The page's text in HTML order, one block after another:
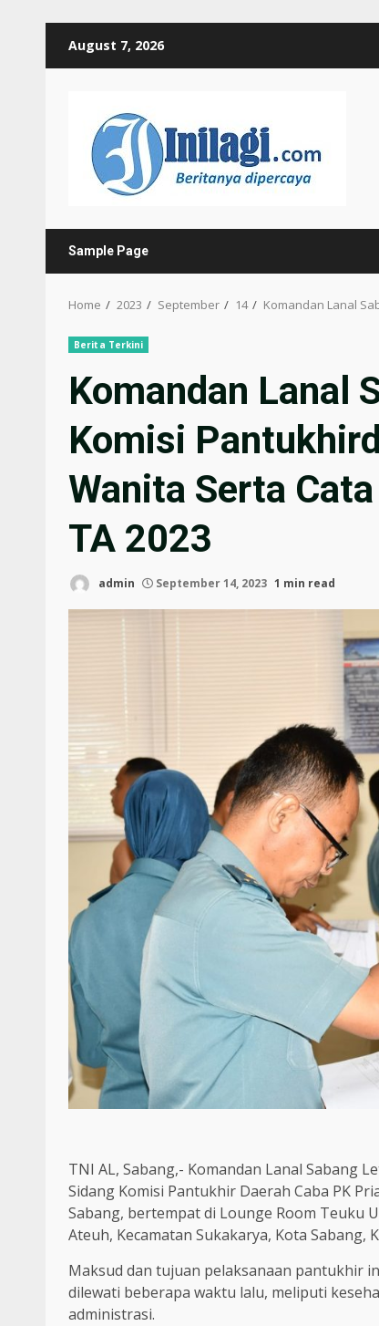
August 7, 2026
Sample Page
Home 2023 September 14 Komandan Lanal
Berita Terkini
Komandan Lanal
Komisi
Wanita Serta
TA 2023
admin September 14, 2023 1 min read
TNI AL, Sabang,- Komandan Lanal Sabang
Sidang Komisi Pantukhir Daerah Caba PK
Sabang, bertempat di Lounge Room Teuku
Ateuh, Kecamatan Sukakarya, Kota Sabang,
Maksud dan tujuan pelaksanaan pantukhir
dilewati beberapa waktu lalu, meliputi
administrasi.